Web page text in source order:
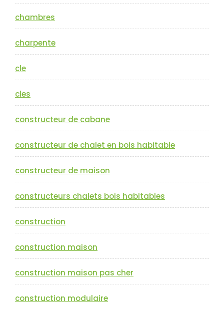
chambres
charpente
cle
cles
constructeur de cabane
constructeur de chalet en bois habitable
constructeur de maison
constructeurs chalets bois habitables
construction
construction maison
construction maison pas cher
construction modulaire